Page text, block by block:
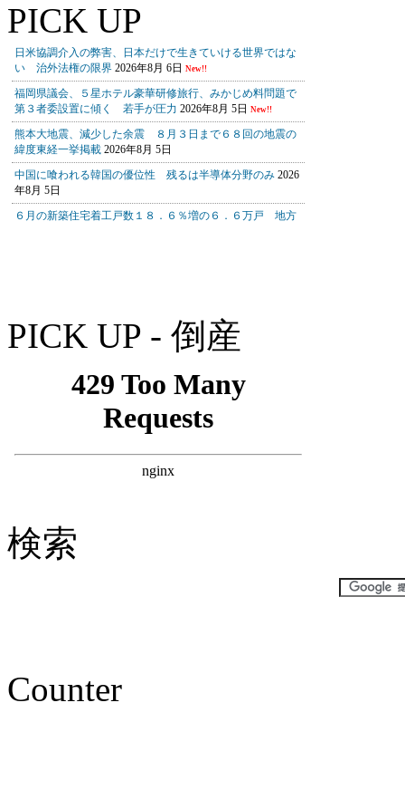
PICK UP
PICK UP - 倒産
検索
Counter